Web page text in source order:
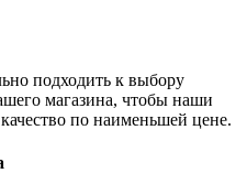
подходить к выбору
магазина, чтобы наши
по наименьшей цене.